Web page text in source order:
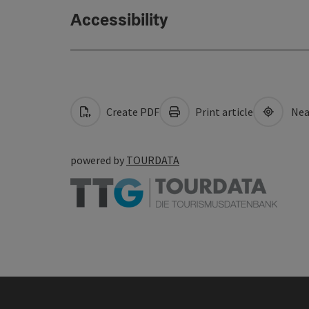
Accessibility
Create PDF Print article
powered by TOURDATA